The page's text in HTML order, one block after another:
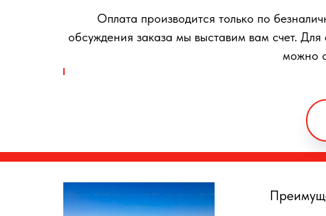
Оплата производится только по
обсуждения заказа мы выставим вам счет. Для
можно